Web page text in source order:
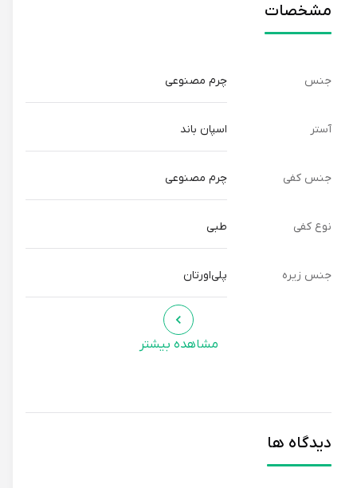
سانتیمتر، باعث می‌شود که این دمپایی هم برای استفاده روزمره و
فضای کافی برای انگشتان پا فراهم می‌کند و از فشار و سایش
می‌توانید از رنگ‌های متضاد مانند آبی، بنفش یا قرمز برای ایجاد
این دمپایی، مناسب برای استفاده در خانه، محیط کار، مراکز خرید و
سارینا تینا برای بانوانی که به دنبال راحتی، زیبایی و سلامتی
پاهایشان هستند، انتخابی عالی است. این دمپایی، مناسب برای
مشخصات
جنس چرم مصنوعی
آستر اسپان باند
جنس کفی چرم مصنوعی
نوع کفی
جنس زیره پلی‌اورتان
مشاهده بیشتر
دیدگاه ها